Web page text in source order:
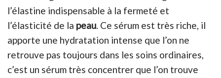
l’élastine indispensable à la fermeté et
l’élasticité de la peau. Ce sérum est très riche, il
apporte une hydratation intense que l’on ne
retrouve pas toujours dans les soins ordinaires,
c’est un sérum très concentrer que l’on trouve